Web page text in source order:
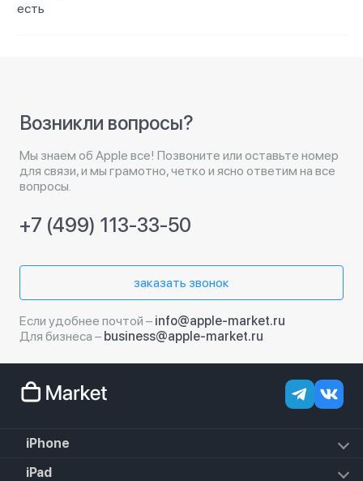
есть
Возникли вопросы?
Мы знаем об Apple все! Позвоните или оставьте номер
для связи, и мы грамотно, четко и ясно ответим на все
вопросы.
+7 (499) 113-33-50
заказать звонок
Если удобнее почтой – info@apple-market.ru
Для бизнеса – business@apple-market.ru
iPhone
iPhone 18 Pro Max
iPad